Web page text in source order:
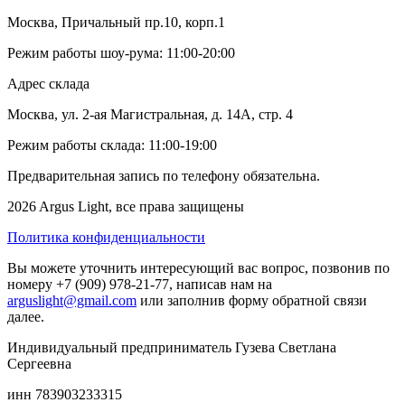
Москва, Причальный пр.10, корп.1
Режим работы шоу-рума: 11:00-20:00
Адрес склада
Москва, ул. 2-ая Магистральная, д. 14А, стр. 4
Режим работы склада: 11:00-19:00
Предварительная запись по телефону обязательна.
2026 Argus Light, все права защищены
Политика конфиденциальности
Вы можете уточнить интересующий вас вопрос, позвонив по
номеру +7 (909) 978-21-77, написав нам на
arguslight@gmail.com или заполнив форму обратной связи
далее.
Индивидуальный предприниматель Гузева Светлана
Сергеевна
инн 783903233315